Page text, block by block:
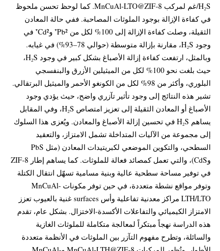
H₂S/غم لمركب MnCuAl-LTO@ZIF-8. كما لوحظ تحسن ملحوظ
في كفاءة الإزالة بوجود الملوثات المصاحبة. ففي حالة المعادن
الثقيلة، وصلت كفاءة الإزالة إلى 100% لكل من Pb²⁺ وCd²⁺ في
وجود H₂S، مقارنة بإزالة متوسطة (حوالي 78–93%) في غيابه.
وبالمثل، ارتفعت كفاءة إزالة الأصباغ بشكل كبير في وجود H₂S،
حيث بلغت نحو 100% لكل من الميثيلين الأزرق والبنفسجي
البلوري، وأكثر من 98% لكل من الكونغو الأحمر والميثيل البرتقالي.
تشير هذه النتائج إلى وجود تأثير تآزري واضح، حيث يؤدي وجود
الأصباغ أو المعادن الثقيلة إلى تعزيز امتصاص H₂S، وفي المقابل
يساهم H₂S في تحسين إزالة الأصباغ والمعادن. ويُعزى هذا السلوك
إلى مجموعة من الآليات المتداخلة تشمل الامتزاز، والتعقيد
السطحي، والتكوين الموضعي لكبريتيدات المعادن (مثل PbS
وCdS)، والتي تعمل كمصائد فعالة للملوثات. كما يساهم إطار ZIF-8
في توفير مساحة سطحية عالية وبنية مسامية تسهّل انتقال الكتلة
وتوفر مواقع نشطة متعددة، في حين توفر مكونات MnCuAl-
LTH/LTO مراكز معدنية تفاعلية وأس surfaces غنية بالعيوب تعزز
الامتزاز الكيميائي والتفاعلات الأكسدة-الاختزال. بشكل عام، تقدم
هذه الدراسة نهجاً مبتكراً لمعالجة متكاملة للملوثات الغازية
والسائلة، وتطرح مفهوم التآزر بين الملوثات في الأنظمة متعددة